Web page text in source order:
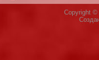
Copyright